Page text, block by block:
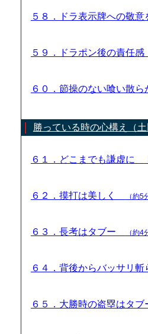
５８．ドラ表示牌への敬
５９．ドラポン後の責任
６０．節操のない喰い散
勝っている時の心構え（土
６１．どこまでも謙虚に
６２．摸打は美しく （約5
６３．長考はタブー （約4
６４．背後からバッサリ
６５．大勝時の盗塁はタ